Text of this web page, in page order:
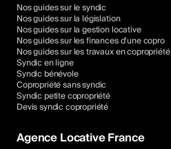
Nos guides sur le syndic
Nos guides sur la législation
Nos guides sur la gestion locative
Nos guides sur les finances d'une copro
Nos guides sur les travaux en copropriété
Syndic en ligne
Syndic bénévole
Copropriété sans syndic
Syndic petite copropriété
Devis syndic copropriété
Agence Locative France